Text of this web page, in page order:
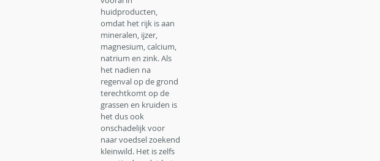
huidproducten,
omdat het rijk is aan
mineralen, ijzer,
magnesium, calcium,
natrium en zink. Als
het nadien na
regenval op de grond
terechtkomt op de
grassen en kruiden is
het dus ook
onschadelijk voor
naar voedsel zoekend
kleinwild. Het is zelfs